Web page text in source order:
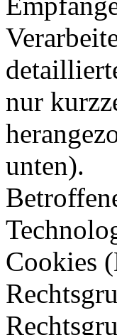
nur
unten).
Cookies